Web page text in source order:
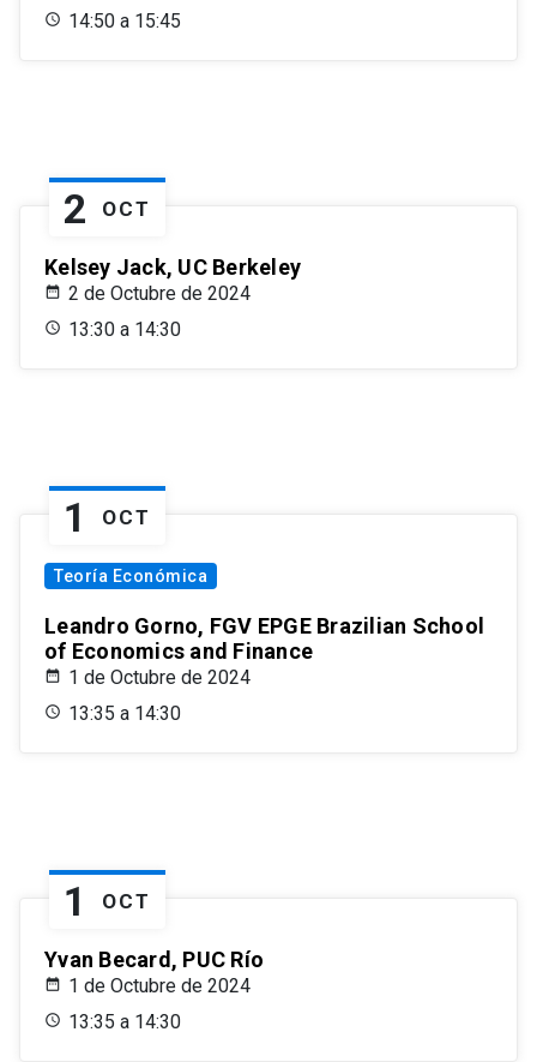
14:50 a 15:45
2 OCT
Kelsey Jack, UC Berkeley
2 de Octubre de 2024
13:30 a 14:30
1 OCT
Teoría Económica
Leandro Gorno, FGV EPGE Brazilian School
of Economics and Finance
1 de Octubre de 2024
13:35 a 14:30
1 OCT
Yvan Becard, PUC Río
1 de Octubre de 2024
13:35 a 14:30